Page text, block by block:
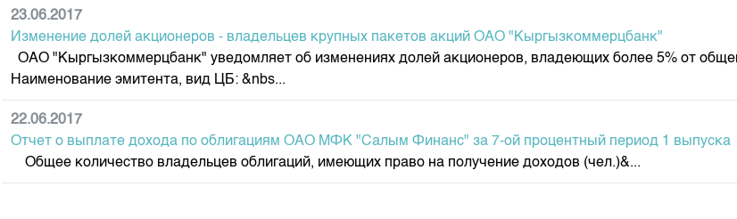
23.06.2017
Изменение долей акционеров - владельцев крупных пакетов акций ОАО "Кыргызкоммерцбанк"
ОАО "Кыргызкоммерцбанк" уведомляет об изменениях долей акционеров, владеющих более 5% от
Наименование эмитента, вид ЦБ: &nbs...
22.06.2017
Отчет о выплате дохода по облигациям ОАО МФК "Салым Финанс" за 7-ой процентный период 1 выпуска
Общее количество владельцев облигаций, имеющих право на получение доходов (чел.)&...